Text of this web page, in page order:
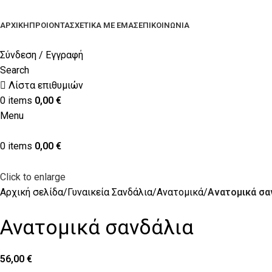
ΑΡΧΙΚΉΠΡΟΙΟΝΤΑΣΧΕΤΙΚΆ ΜΕ ΕΜΆΣΕΠΙΚΟΙΝΩΝΊΑ
Σύνδεση / Εγγραφή
Search
Λίστα επιθυμιών
0 items 0,00 €
Menu
0 items 0,00 €
Click to enlarge
Αρχική σελίδα Γυναικεία Σανδάλια Ανατομικά Ανατομικά
Ανατομικά σανδάλια
56,00 €